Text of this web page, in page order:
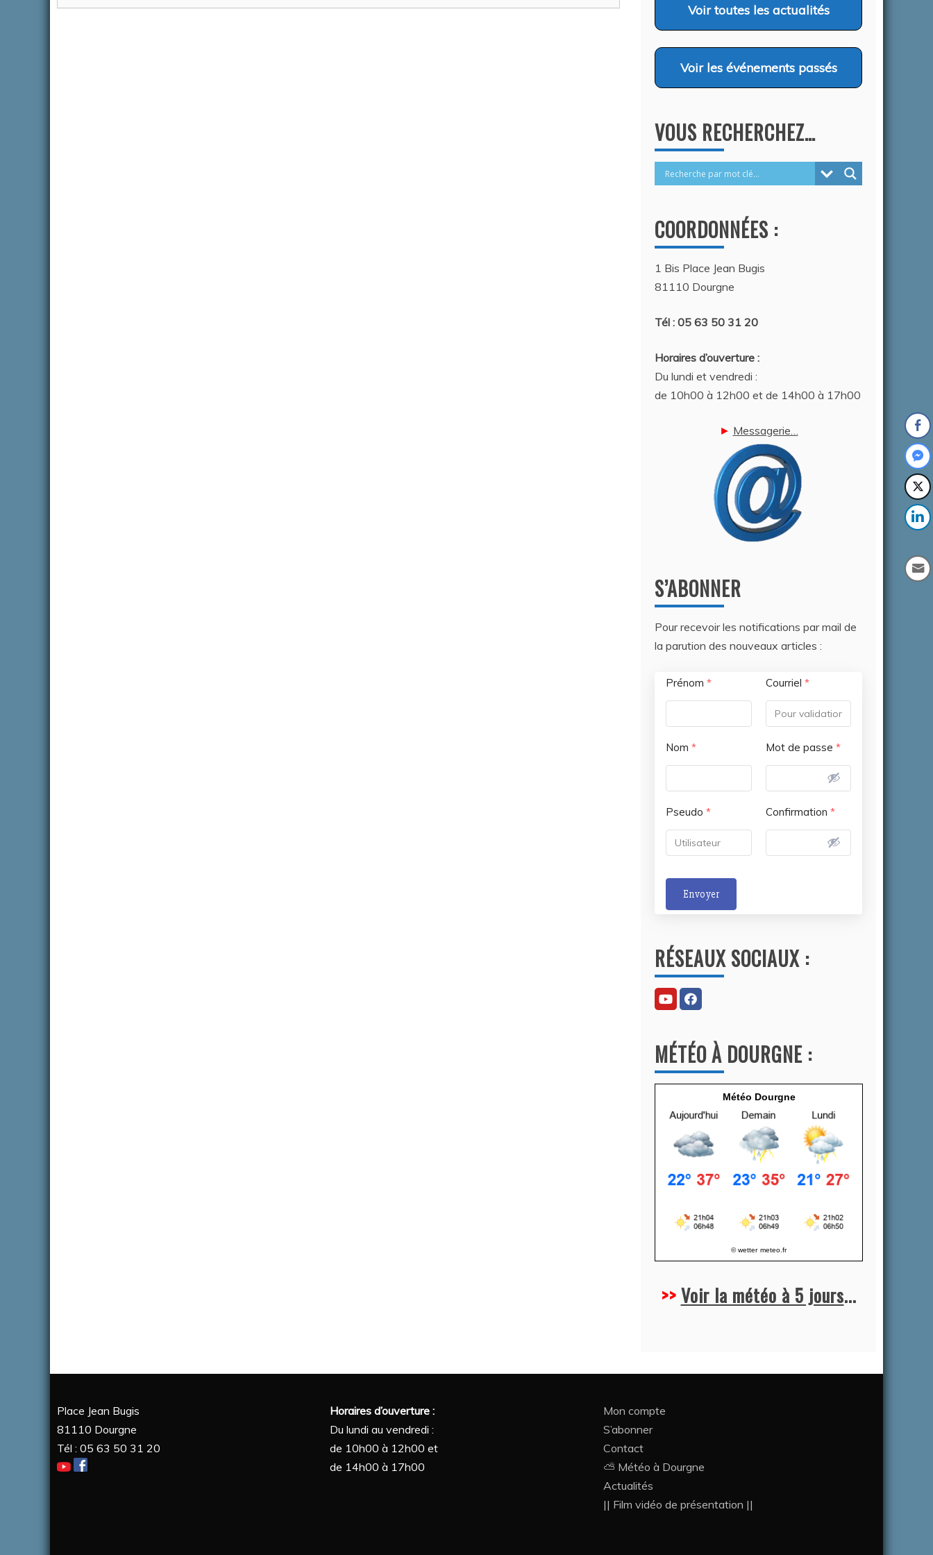
POTABLE
COMPORTEMENT CANINS…
Auteur Christel DAUZAT/ 6 août 2026
Voirtoutes les actualités
Voir les événements passés
VOUS RECHERCHEZ…
COORDONNÉES :
1 Bis Place Jean Bugis
81110 Dourgne
Tél : 05 63 50 31 20
Horaires d’ouverture :
Du lundi et vendredi :
de 10h00 à 12h00 et de 14h00 à 17h00
► Messagerie…
S’ABONNER
Pour recevoir les notifications par mail de
la parution des nouveaux articles :
Prénom *
Nom *
Pseudo *
Courriel *
Mot de passe *
Confirmation *
Envoyer
t
e
r
n
t
i
v
RÉSEAUX SOCIAUX :
MÉTÉO À DOURGNE :
Météo Dourgne
© wetter meteo.fr
>>Voir la météo à 5 jours...
Place Jean Bugis
81110 Dourgne
Tél : 05 63 50 31 20
Horaires d’ouverture :
Du lundi au vendredi :
de 10h00 à 12h00 et
de 14h00 à 17h00
Mon compte
S’abonner
Contact
⛅ Météo à Dourgne
Actualités
|| Film vidéo de présentation ||